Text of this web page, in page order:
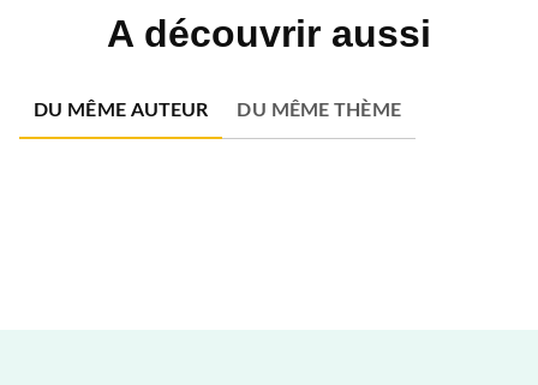
A découvrir aussi
DU MÊME AUTEUR DU MÊME THÈME